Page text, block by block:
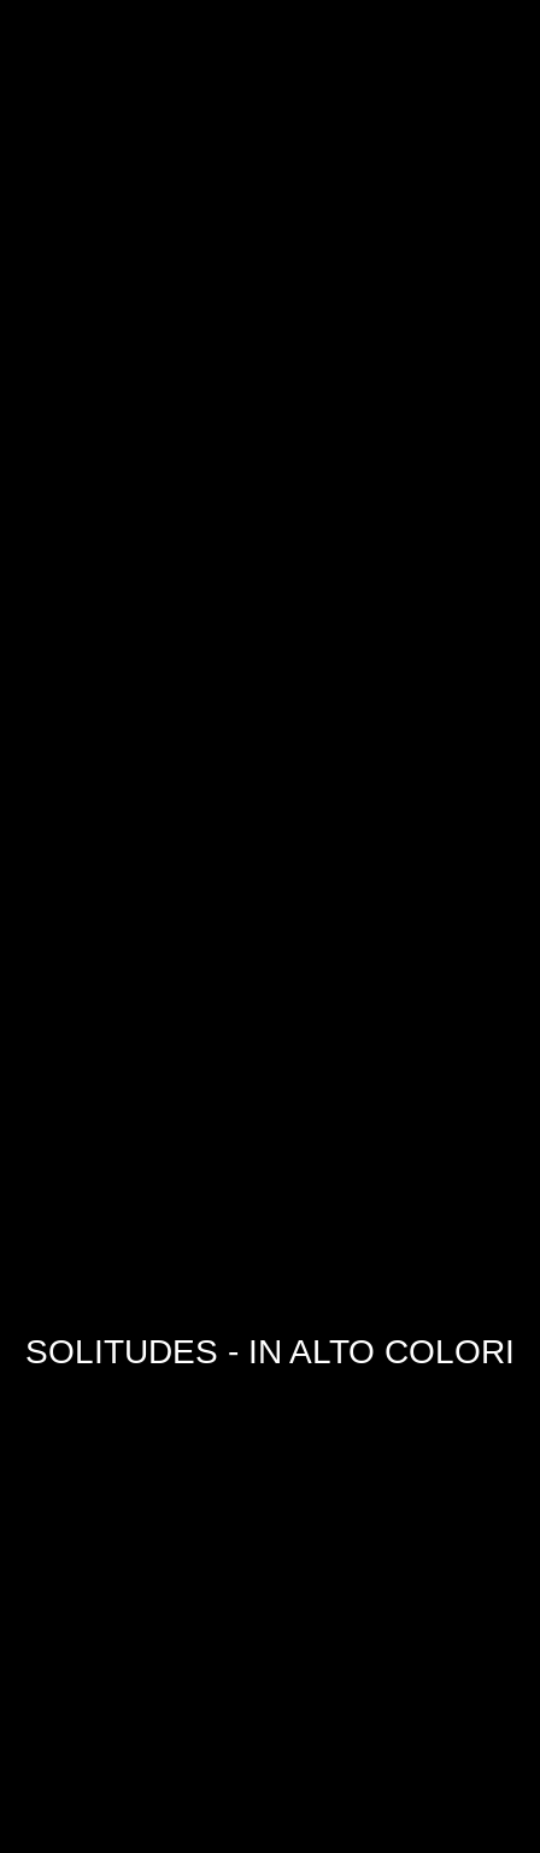
SOLITUDES - IN ALTO COLORI